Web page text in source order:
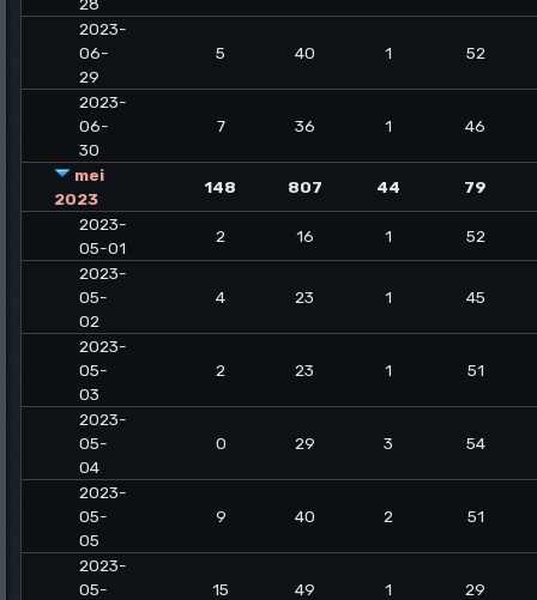
2023-
06-
29
5 40 1 52
2023-
06-
30
7 36 1 46
mei
2023
148 807 44
79
2023-
05-01
2 16 1
52
2023-
05-
02
4 23 1 45
2023-
05-
03
2 23 1 51
2023-
05-
04
0 29 3 54
2023-
05-
05
9 40 2 51
2023-
05-
15 49 1 29